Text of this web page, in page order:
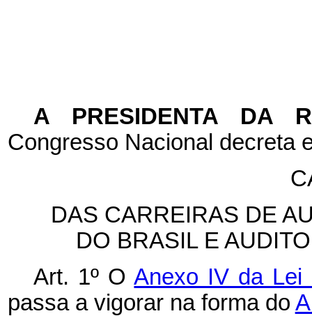
A PRESIDENTA DA
Congresso Nacional decreta
DAS CARREIRAS DE
DO BRASIL E
Art. 1º OAnexo IV da Lei
passa a vigorar na forma do